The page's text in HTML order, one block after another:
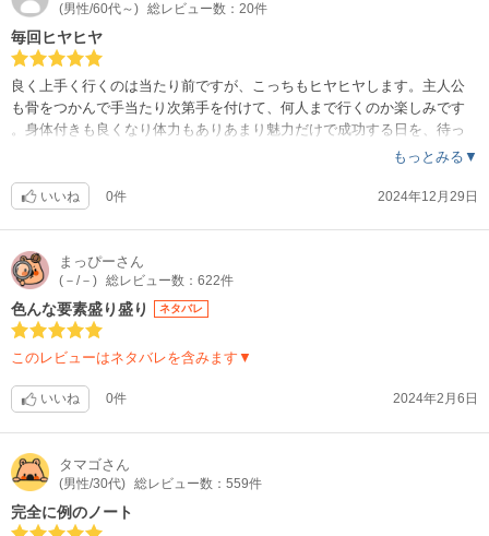
(男性/60代～) 総レビュー数：20件
毎回ヒヤヒヤ
良く上手く行くのは当たり前ですが、こっちもヒヤヒヤします。主人公
も骨をつかんで手当たり次第手を付けて、何人まで行くのか楽しみです
。身体付きも良くなり体力もありあまり魅力だけで成功する日を、待っ
もっとみる▼
いいね 0件 2024年12月29日
まっぴーさん
(－/－) 総レビュー数：622件
色んな要素盛り盛り ネタバレ
このレビューはネタバレを含みます▼
いいね 0件 2024年2月6日
タマゴさん
(男性/30代) 総レビュー数：559件
完全に例のノート